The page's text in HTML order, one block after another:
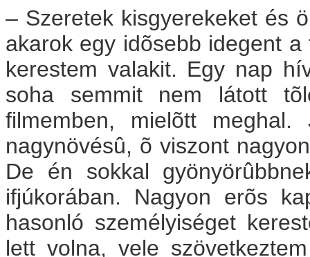
– Szeretek kisgyerekeket és
akarok egy idõsebb idegent
kerestem valakit. Egy nap
soha semmit nem látott
filmemben, mielõtt
nagynövésû, õ viszont
De én sokkal
ifjúkorában. Nagyon erõs
hasonló személyiséget
lett volna, vele